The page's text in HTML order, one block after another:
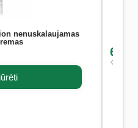
nenuskalaujamas